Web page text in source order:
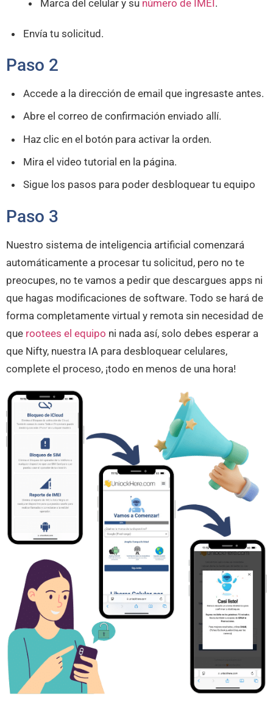
Marca del celular y su número de IMEI .
Envía tu solicitud.
Paso 2
Accede a la dirección de email que ingresaste antes.
Abre el correo de confirmación enviado allí.
Haz clic en el botón para activar la orden.
Mira el video tutorial en la página.
Sigue los pasos para poder desbloquear tu equipo
Paso 3
Nuestro sistema de inteligencia artificial comenzará
automáticamente a procesar tu solicitud, pero no te
preocupes, no te vamos a pedir que descargues apps ni
que hagas modificaciones de software. Todo se hará de
forma completamente virtual y remota sin necesidad de
que rootees el equipo ni nada así, solo debes esperar a
que Nifty, nuestra IA para desbloquear celulares,
complete el proceso, ¡todo en menos de una hora!